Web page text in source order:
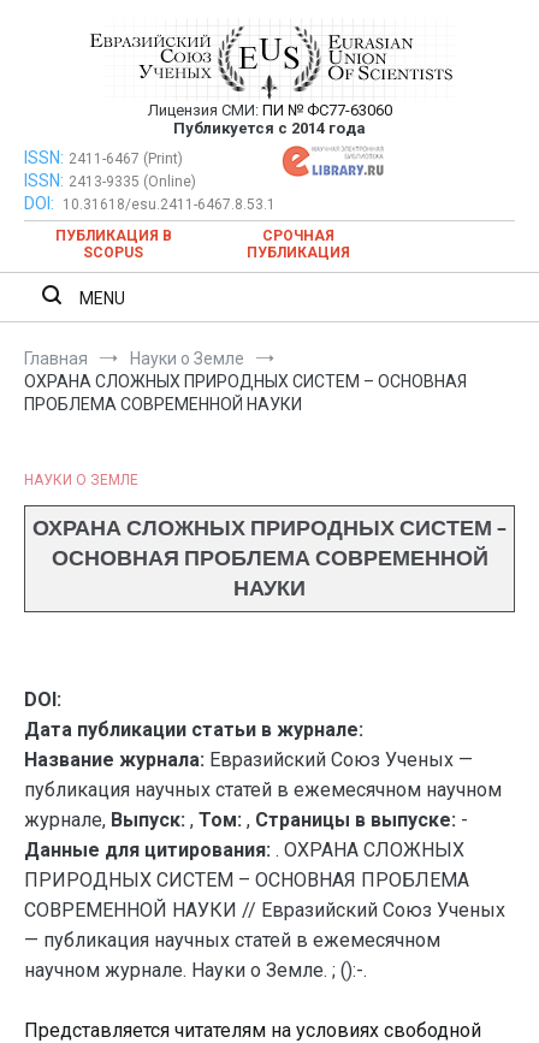
Евразийский Союз Ученых —
публикация научных статей в
ежемесячном научном журнале
Лицензия СМИ: ПИ № ФС77-63060
Публикуется с 2014 года
Евразийский Союз Ученых — публикация научных статей в
ежемесячном научном журнале
ISSN: 2411-6467 (Print)
ISSN: 2413-9335 (Online)
DOI:
10.31618/esu.2411-6467.8.53.1
ПУБЛИКАЦИЯ В
SCOPUS
СРОЧНАЯ
ПУБЛИКАЦИЯ
MENU
Главная
Науки о Земле
ОХРАНА СЛОЖНЫХ ПРИРОДНЫХ СИСТЕМ – ОСНОВНАЯ
ПРОБЛЕМА СОВРЕМЕННОЙ НАУКИ
НАУКИ О ЗЕМЛЕ
ОХРАНА СЛОЖНЫХ ПРИРОДНЫХ СИСТЕМ –
ОСНОВНАЯ ПРОБЛЕМА СОВРЕМЕННОЙ
НАУКИ
DOI:
Дата публикации статьи в журнале:
Название журнала: Евразийский Союз Ученых —
публикация научных статей в ежемесячном научном
журнале, Выпуск: , Том: , Страницы в выпуске: -
Данные для цитирования: . ОХРАНА СЛОЖНЫХ
ПРИРОДНЫХ СИСТЕМ – ОСНОВНАЯ ПРОБЛЕМА
СОВРЕМЕННОЙ НАУКИ // Евразийский Союз Ученых
— публикация научных статей в ежемесячном
научном журнале. Науки о Земле. ; ():-.
Представляется читателям на условиях свободной